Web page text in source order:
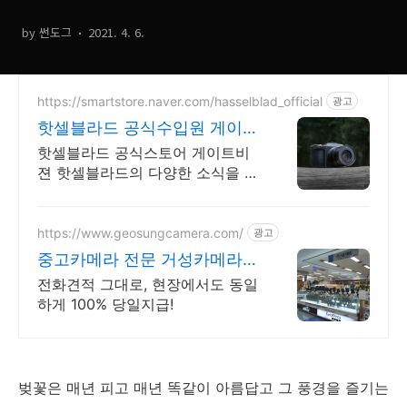
by 썬도그 2021. 4. 6.
https://smartstore.naver.com/hasselblad_official 광고
핫셀블라드 공식수입원 게이트
비젼
핫셀블라드 공식스토어 게이트비
젼 핫셀블라드의 다양한 소식을 빠
https://www.geosungcamera.com/ 광고
중고카메라 전문 거성카메라
투명거래 최고가 매입 보장!
전화견적 그대로, 현장에서도 동일
하게 100% 당일지급!
벚꽃은 매년 피고 매년 똑같이 아름답고 그 풍경을 즐기는